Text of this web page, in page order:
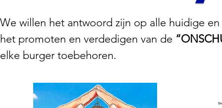
We willen het antwoord zijn op alle huidige
het promoten en verdedigen van de
elke burger toebehoren.